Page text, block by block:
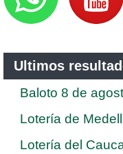
Ultimos
Baloto 8 de
Lotería de
Lotería del